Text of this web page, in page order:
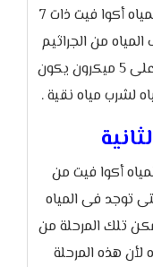
تنفرد المرحلة الأولى فى فلتر المياه أكوا فيت ذات 7
من الجراثيم
والشوائب الصلبة لأنها تحتوى على 5 ميكرون يكون
لشرب مياه نقية .
أكوا فيت من
توجد فى المياه
تلك المرحلة من
لأن هذه المرحلة